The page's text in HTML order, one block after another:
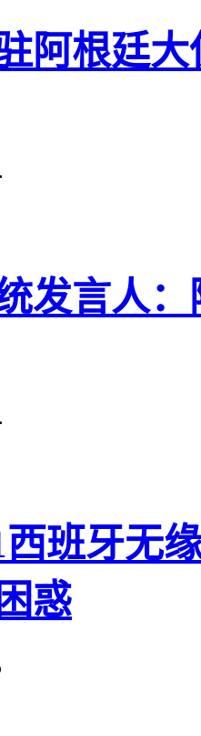
阿根廷
发言人
西班牙无
惑